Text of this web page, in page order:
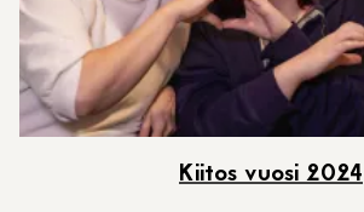
Kiitos vuosi 2024